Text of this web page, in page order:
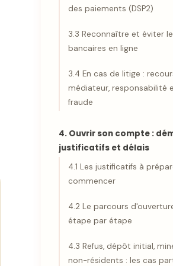
des paiements (DSP2)
3.3 Reconnaître et éviter
bancaires en ligne
3.4 En cas de litige :
médiateur, responsabilité
fraude
4. Ouvrir son compte :
justificatifs et délais
4.1 Les justificatifs à
commencer
4.2 Le parcours
étape par étape
4.3 Refus, dépôt initial,
non-résidents : les cas